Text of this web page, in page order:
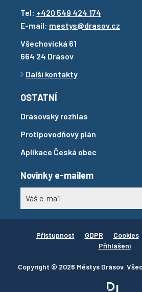
Tel: +420 549 424 174
E-mail: mestys@drasov.cz
Všechovická 61
664 24 Drásov
Další kontakty
OSTATNÍ
Drásovský rozhlas
Protipovodňový plán
Aplikace Česká obec
Novinky e-mailem
Copyright © 2026 Městys Drásov.
Přístupnost GDPR Cookies
Přihlášení